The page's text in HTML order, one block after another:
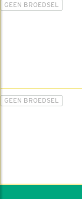
GEEN BROEDSEL
GEEN BROEDSEL